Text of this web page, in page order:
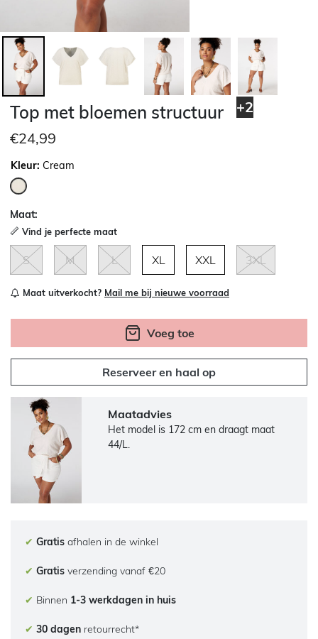
+2
Top met bloemen structuur
€24,99
Kleur: Cream
Maat:
Vind je perfecte maat
S M L XL XXL 3XL
Maat uitverkocht? Mail me bij nieuwe voorraad
Voeg toe
Reserveer en haal op
Maatadvies
Het model is 172 cm en draagt maat
44/L.
✔ Gratis afhalen in de winkel
✔ Gratis verzending vanaf €20
✔ Binnen 1-3 werkdagen in huis
✔ 30 dagen retourrecht*